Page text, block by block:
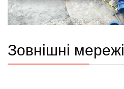
Зовнішні мережі